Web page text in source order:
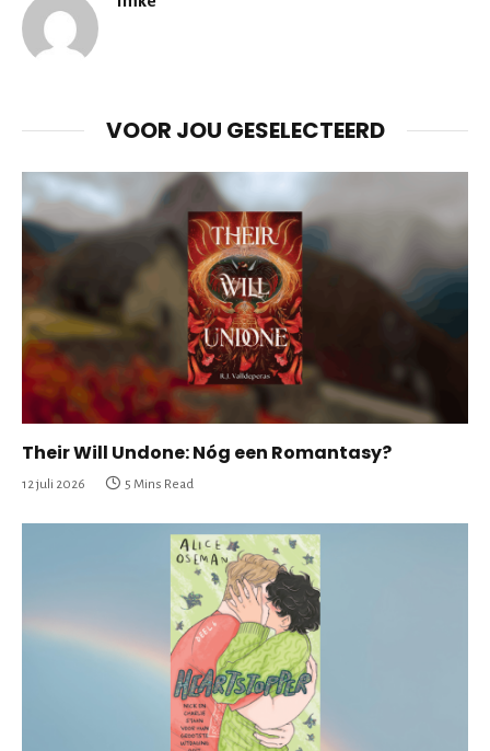
VOOR JOU GESELECTEERD
Their Will Undone: Nóg een Romantasy?
12 juli 2026 5 Mins Read